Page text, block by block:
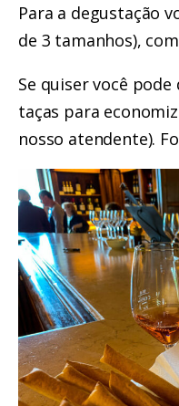
Para a degustação
de 3 tamanhos),
Se quiser você
taças para
nosso atendente).